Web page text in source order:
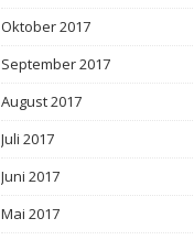
Oktober 2017
September 2017
August 2017
Juli 2017
Juni 2017
Mai 2017